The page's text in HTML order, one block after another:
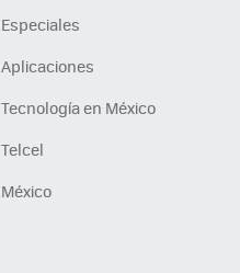
Especiales
Aplicaciones
Tecnología en México
Telcel
México